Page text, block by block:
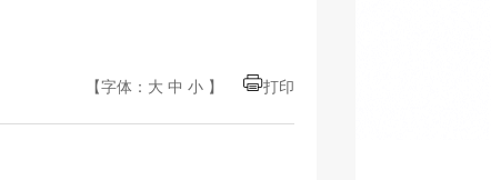
【字体： 大 中 小 】 打印